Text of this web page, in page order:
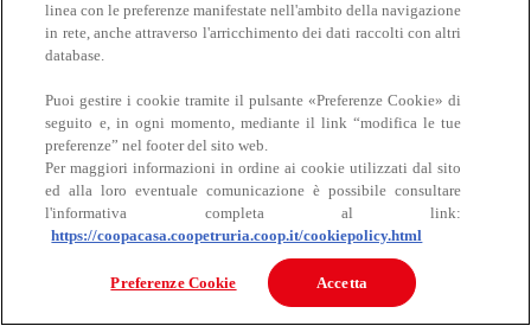
Carne
Carne
Bovino
linea con le preferenze manifestate nell'ambito della navigazione
in rete, anche attraverso l'arricchimento dei dati raccolti con altri
database.
Puoi gestire i cookie tramite il pulsante «Preferenze Cookie» di
seguito e, in ogni momento, mediante il link “modifica le tue
preferenze” nel footer del sito web.
Per maggiori informazioni in ordine ai cookie utilizzati dal sito
ed alla loro eventuale comunicazione è possibile consultare
l'informativa completa al link:
https://coopacasa.coopetruria.coop.it/cookiepolicy.html
Preferenze Cookie Accetta